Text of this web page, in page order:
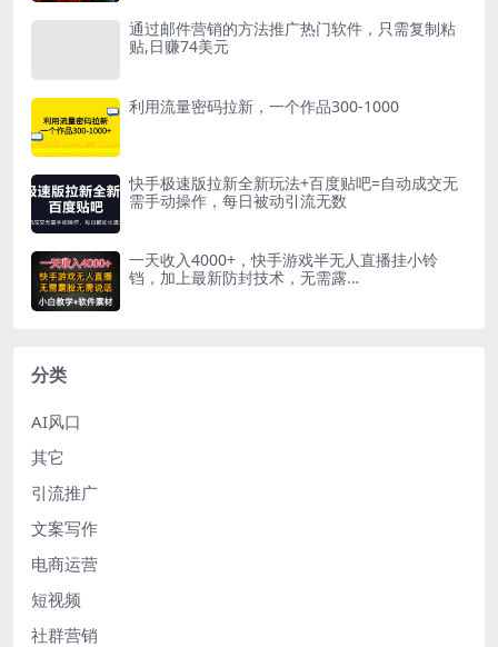
通过邮件营销的方法推广热门软件，只需复制粘
贴,日赚74美元
利用流量密码拉新，一个作品300-1000
快手极速版拉新全新玩法+百度贴吧=自动成交无
需手动操作，每日被动引流无数
一天收入4000+，快手游戏半无人直播挂小铃
铛，加上最新防封技术，无需露…
分类
AI风口
其它
引流推广
文案写作
电商运营
短视频
社群营销